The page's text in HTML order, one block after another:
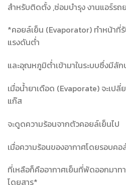
สำหรับติดตั้ง ,ซ่อมบำรุง งานแอร์ร
*คอยล์เย็น (Evaporator) ทำหน้าที่
แรงดันต่ำ
และอุณหภูมิต่ำเข้ามาในระบบซึ่งมีลั
เมื่อน้ำยาเดือด (Evaporate) จะเปลี่
แก๊ส
จะดูดความร้อนจากตัวคอยล์เย็นไป
เมื่อความร้อนของอากาศโดยรอบค
ที่เหลือก็คืออากาศเย็นที่พัดออกมาท
โดยสาร*